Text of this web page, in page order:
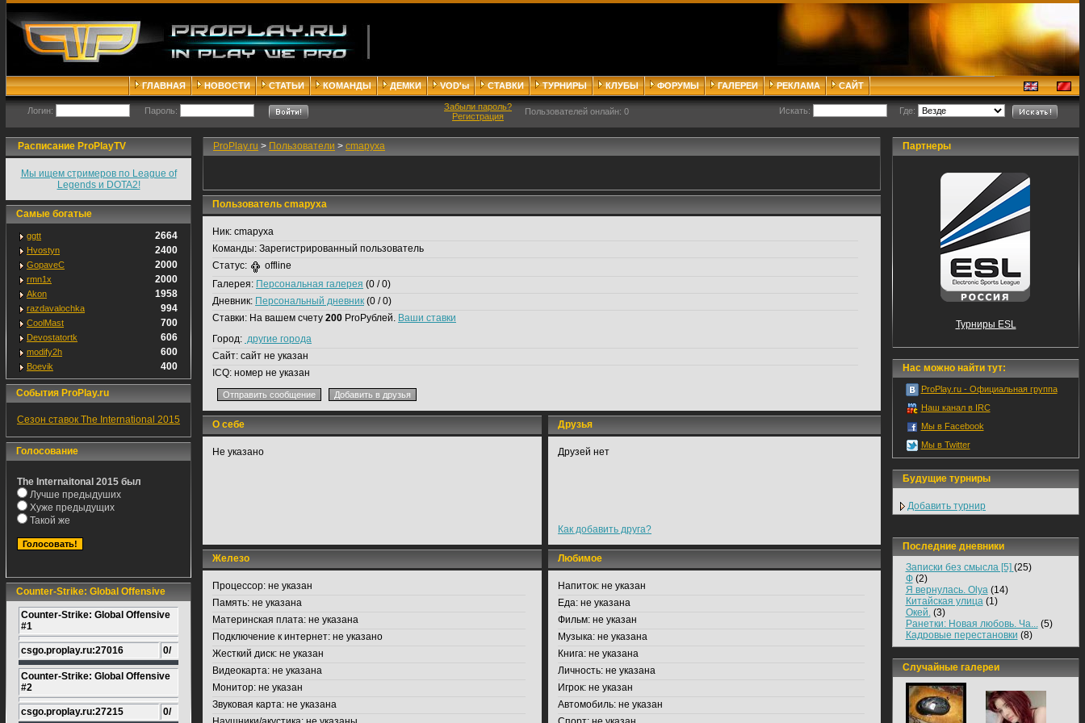
ГЛАВНАЯ НОВОСТИ СТАТЬИ КОМАНДЫ ДЕМКИ VOD'ы СТАВКИ ТУРНИРЫ КЛУБЫ ФОРУМЫ ГАЛЕРЕИ РЕКЛАМА САЙТ
Логин: Пароль:
Забыли пароль?
Регистрация
Пользователей онлайн: 0 Искать: Где:
Расписание ProPlayTV
Мы ищем стримеров по League of
Legends и DOTA2!
Самые богатые
ggtt 2664
Hvostyn 2400
GopaveC 2000
rmn1x 2000
Akon 1958
razdavalochka 994
CoolMast 700
Devostatortk 606
modify2h 600
Boevik 400
События ProPlay.ru
Сезон ставок The International 2015
Голосование
The Internaitonal 2015 был
Лучше предыдуших
Хуже предыдущих
Такой же
Counter-Strike: Global Offensive
Counter-Strike: Global Offensive
#1
csgo.proplay.ru:27016 0/
Counter-Strike: Global Offensive
#2
csgo.proplay.ru:27215 0/
ProPlay.ru > Пользователи > cmapyxa
Пользователь cmapyxa
Ник: cmapyxa
Команды: Зарегистрированный пользователь
Статус:
offline
Галерея: Персональная галерея (0 / 0)
Дневник: Персональный дневник (0 / 0)
Ставки: На вашем счету 200 ProРублей. Ваши ставки
Город: другие города
Сайт: сайт не указан
ICQ: номер не указан
О себе
Не указано
Друзья
Друзей нет
Как добавить друга?
Железо
Процессор: не указан
Память: не указана
Материнская плата: не указана
Подключение к интернет: не указано
Жесткий диск: не указан
Видеокарта: не указана
Монитор: не указан
Звуковая карта: не указана
Любимое
Напиток: не указан
Еда: не указана
Фильм: не указан
Музыка: не указана
Книга: не указана
Личность: не указана
Игрок: не указан
Автомобиль: не указан
Партнеры
Турниры ESL
Нас можно найти тут:
ProPlay.ru - Официальная группа
Наш канал в IRC
Мы в Facebook
Мы в Twitter
Будущие турниры
Добавить турнир
Последние дневники
Записки без смысла [5] (25)
Ф(2)
Я вернулась. Olya(14)
Китайская улица(1)
Окей.(3)
Ранетки: Новая любовь. Ча...(5)
Кадровые перестановки (8)
Случайные галереи